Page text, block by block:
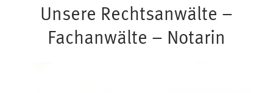
Unsere Rechtsanwälte –
Fachanwälte – Notarin